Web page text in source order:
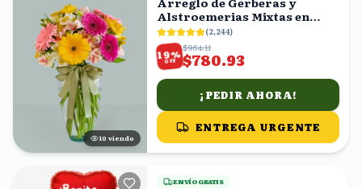
10 viendo
Alstroemerias Mixtas en
Florero con Moño Verde
(2,244)
19%
OFF
$964.11
$780.93
¡PEDIR AHORA!
ENTREGA URGENTE
ENVÍO GRATIS